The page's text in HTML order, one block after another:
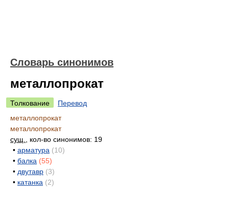
Словарь синонимов
металлопрокат
Толкование
Перевод
металлопрокат
металлопрокат
сущ.
, кол-во синонимов: 19
• арматура (10)
• балка (55)
• двутавр (3)
• катанка (2)